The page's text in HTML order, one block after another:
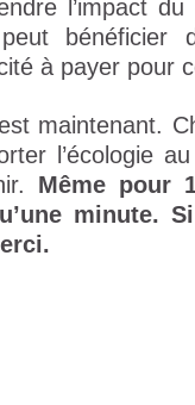
l’impact
bénéficier
à payer pour
maintenant.
l’écologie
Même pour
minute.